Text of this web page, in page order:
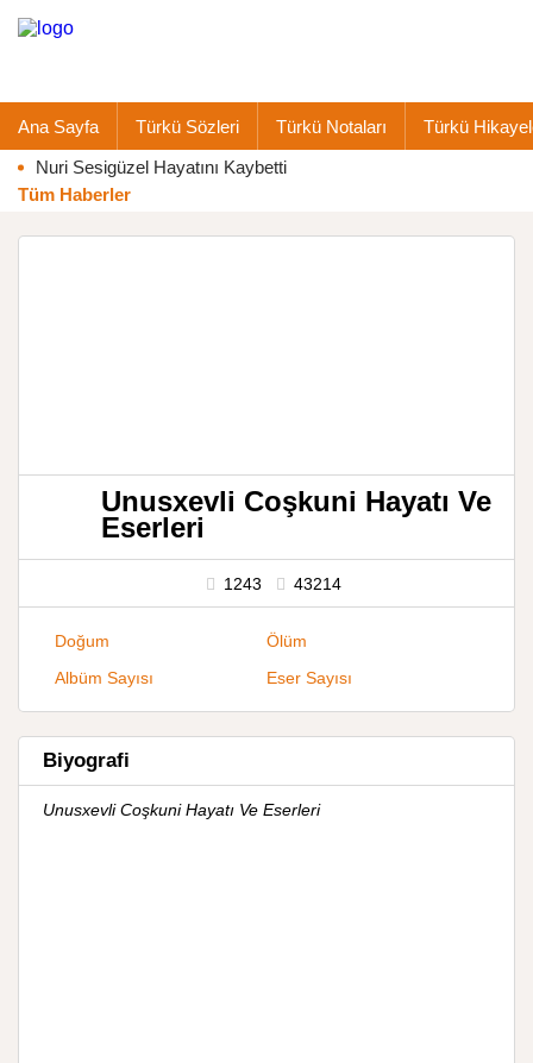
Ana Sayfa Türkü Sözleri Türkü Notaları Türkü
Nuri Sesigüzel Hayatını Kaybetti
Tüm Haberler
Unusxevli Coşkuni Hayatı Ve
Eserleri
1243 43214
Doğum
Ölüm
Albüm Sayısı
Eser Sayısı
Biyografi
Unusxevli Coşkuni Hayatı Ve Eserleri